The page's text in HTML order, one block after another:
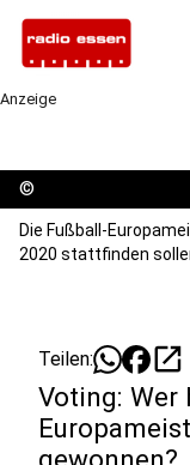
Anzeige
©
Die Fußball-
2020 stattfinden
Teilen: open_in_new
Voting: Wer